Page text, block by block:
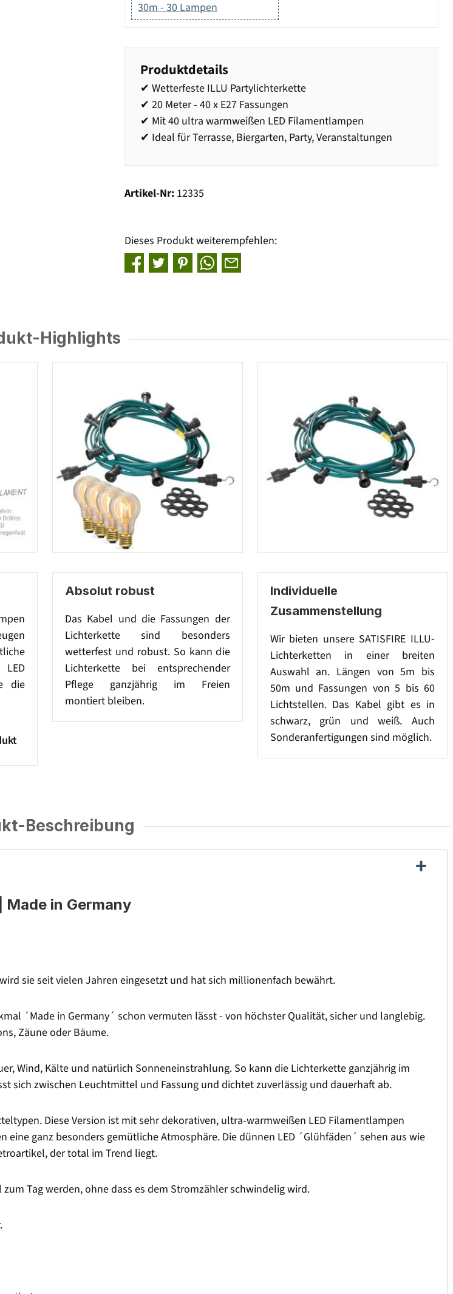
30m - 30 Lampen
Produktdetails
✔ Wetterfeste ILLU Partylichterkette
✔ 20 Meter - 40 x E27 Fassungen
✔ Mit 40 ultra warmweißen LED Filamentlampen
✔ Ideal für Terrasse, Biergarten, Party, Veranstaltungen
Artikel-Nr: 12335
Dieses Produkt weiterempfehlen:
Highlights
die
Absolut robust
Das Kabel und die Fassungen der
Lichterkette sind besonders
wetterfest und robust. So kann die
Lichterkette bei entsprechender
Pflege ganzjährig im Freien
montiert bleiben.
Individuelle
Zusammenstellung
Wir bieten unsere SATISFIRE ILLU-
Lichterketten in einer breiten
Auswahl an. Längen von 5m bis
50m und Fassungen von 5 bis 60
Lichtstellen. Das Kabel gibt es in
schwarz, grün und weiß. Auch
Sonderanfertigungen sind möglich.
Beschreibung
in Germany
sie seit vielen Jahren eingesetzt und hat sich millionenfach bewährt.
´Made in Germany´ schon vermuten lässt - von höchster Qualität, sicher und langlebig.
Zäune oder Bäume.
Wind, Kälte und natürlich Sonneneinstrahlung. So kann die Lichterkette ganzjährig im
sich zwischen Leuchtmittel und Fassung und dichtet zuverlässig und dauerhaft ab.
Diese Version ist mit sehr dekorativen, ultra-warmweißen LED Filamentlampen
ganz besonders gemütliche Atmosphäre. Die dünnen LED ´Glühfäden´ sehen aus wie
der total im Trend liegt.
Tag werden, ohne dass es dem Stromzähler schwindelig wird.